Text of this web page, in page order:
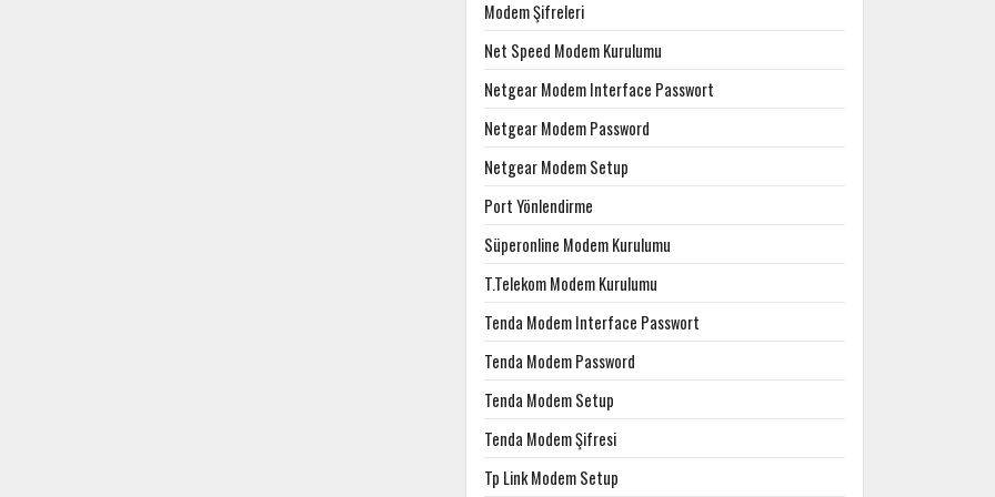
Modem Şifreleri
Net Speed Modem Kurulumu
Netgear Modem Interface Passwort
Netgear Modem Password
Netgear Modem Setup
Port Yönlendirme
Süperonline Modem Kurulumu
T.Telekom Modem Kurulumu
Tenda Modem Interface Passwort
Tenda Modem Password
Tenda Modem Setup
Tenda Modem Şifresi
Tp Link Modem Setup